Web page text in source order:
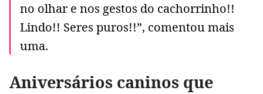
no olhar e nos gestos do cachorrinho!!
Lindo!! Seres puros!!”, comentou mais
uma.
Aniversários caninos que